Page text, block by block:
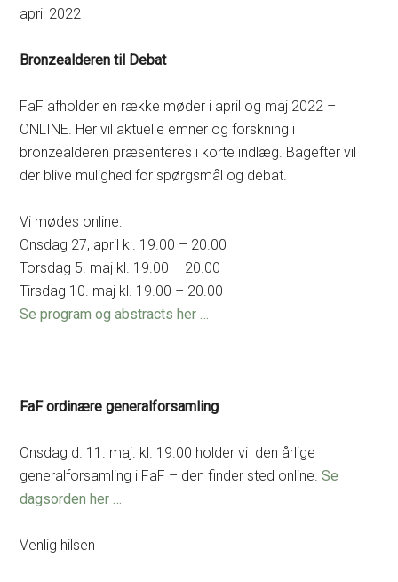
april 2022
Bronzealderen til Debat
FaF afholder en række møder i april og maj 2022 –
ONLINE. Her vil aktuelle emner og forskning i
bronzealderen præsenteres i korte indlæg. Bagefter vil
der blive mulighed for spørgsmål og debat.
Vi mødes online:
Onsdag 27, april kl. 19.00 – 20.00
Torsdag 5. maj kl. 19.00 – 20.00
Tirsdag 10. maj kl. 19.00 – 20.00
Se program og abstracts her …
FaF ordinære generalforsamling
Onsdag d. 11. maj. kl. 19.00 holder vi den årlige
generalforsamling i FaF – den finder sted online.Se
dagsorden her …
Venlig hilsen